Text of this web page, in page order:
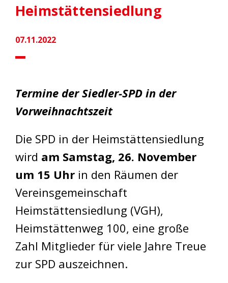
Heimstättensiedlung
07.11.2022
Termine der Siedler-SPD in der
Vorweihnachtszeit
Die SPD in der Heimstättensiedlung
wird am Samstag, 26. November
um 15 Uhr in den Räumen der
Vereinsgemeinschaft
Heimstättensiedlung (VGH),
Heimstättenweg 100, eine große
Zahl Mitglieder für viele Jahre Treue
zur SPD auszeichnen.